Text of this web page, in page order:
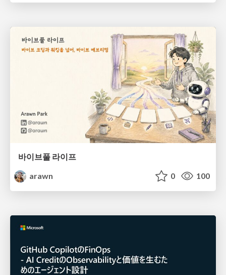
바이브풀 라이프
arawn
0 100